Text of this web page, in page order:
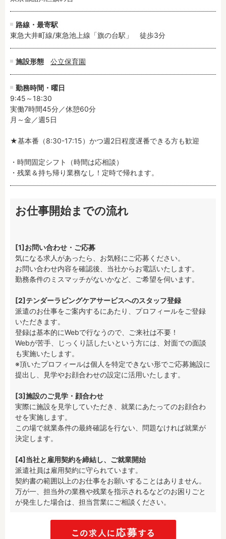
路線・最寄駅
東急大井町線/東急池上線「旗の台駅」　徒歩3分
施設形態 公立保育園
勤務時間・曜日
9:45～18:30
実働7時間45分／休憩60分
月～金／週5日
★基本番（8:30-17:15）かつ週2日程度遅番できる方も歓迎
・時間固定シフト（時間は応相談）
・残業＆持ち帰り業務なし！定時で帰れます。
お仕事開始までの流れ
[1]お問い合わせ・ご応募
気になる求人があったら、お気軽にご応募ください。
お問い合わせ内容を確認後、当社からお電話いたします。
勤務条件のミスマッチがないかなど、ご希望を伺います。
[2]テンダーラビングケアサービスへのスタッフ登録
派遣のお仕事をご案内するにあたり、プロフィールをご登録
いただきます。
登録は基本的にWebで行なうので、ご来社は不要！
Webが苦手、じっくり話したいという方には、対面での面談
も実施いたします。
※頂いたプロフィールは個人を特定できない形でご応募施設に
提出し、見学やお顔合わせの設定に活用いたします。
[3]施設のご見学・顔合わせ
実際に施設を見学していただき、就業にあたってのお顔合わ
せを実施します。
この場で就業条件の最終確認を行ない、問題なければ就業が
決定します。
[4]当社と雇用契約を締結し、ご就業開始
派遣社員は雇用契約に守られています。
契約書の範囲以上のお仕事をお願いすることはありません。
万が一、担当外の業務や残業を指示されるなどのお困りごと
が発生した場合は、担当営業にご相談ください。